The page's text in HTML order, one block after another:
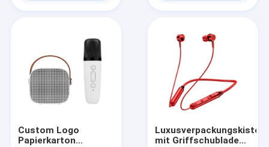
VR-Show
Über uns
Custom Logo
Papierkarton
Luxusverpackungskisten
mit Griffschublade